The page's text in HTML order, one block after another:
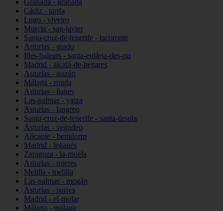
Granada - granada
Cádiz - tarifa
Lugo - viveiro
Murcia - san-javier
Santa-cruz-de-tenerife - tacoronte
Asturias - grado
Illes-balears - santa-eulària-des-riu
Madrid - alcalá-de-henares
Asturias - gozón
Málaga - ronda
Asturias - llanes
Las-palmas - yaiza
Asturias - langreo
Santa-cruz-de-tenerife - santa-úrsula
Asturias - vegadeo
Alicante - benidorm
Madrid - leganés
Zaragoza - la-muela
Asturias - mieres
Melilla - melilla
Las-palmas - mogán
Asturias - parres
Madrid - el-molar
Málaga - málaga